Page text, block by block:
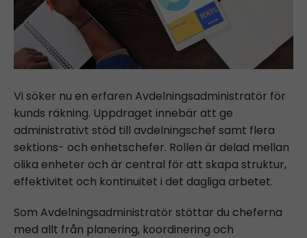
Vi söker nu en erfaren Avdelningsadministratör för
kunds räkning. Uppdraget innebär att ge
administrativt stöd till avdelningschef samt flera
sektions- och enhetschefer. Rollen är delad mellan
olika enheter och är central för att skapa struktur,
effektivitet och kontinuitet i det dagliga arbetet.
Som Avdelningsadministratör stöttar du cheferna
med allt från planering, koordinering och